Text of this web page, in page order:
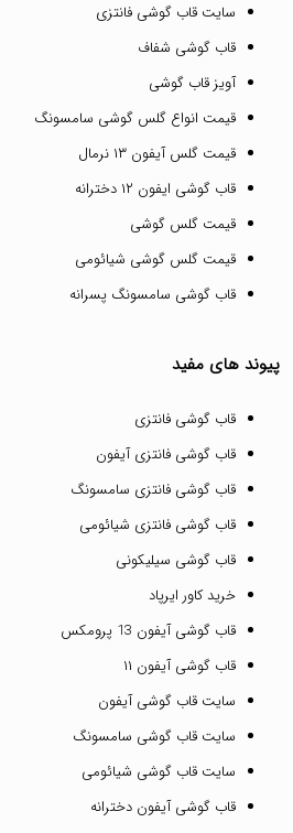
سایت قاب گوشی فانتزی
قاب گوشی شفاف
آویز قاب گوشی
قیمت انواع گلس گوشی سامسونگ
قیمت گلس آیفون ۱۳ نرمال
قاب گوشی ایفون ۱۲ دخترانه
قیمت گلس گوشی
قیمت گلس گوشی شیائومی
قاب گوشی سامسونگ پسرانه
پیوند های مفید
قاب گوشی فانتزی
قاب گوشی فانتزی آیفون
قاب گوشی فانتزی سامسونگ
قاب گوشی فانتزی شیائومی
قاب گوشی سیلیکونی
خرید کاور ایرپاد
قاب گوشی آیفون 13 پرومکس
قاب گوشی آیفون ۱۱
سایت قاب گوشی آیفون
سایت قاب گوشی سامسونگ
سایت قاب گوشی شیائومی
قاب گوشی آیفون دخترانه